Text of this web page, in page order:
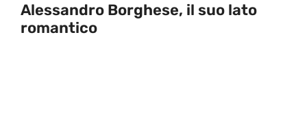
Alessandro Borghese, il suo lato
romantico